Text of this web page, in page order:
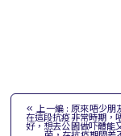
上一編 : 原來唔少朋
在這段抗疫非常時期，
好，想去公園做吓體能